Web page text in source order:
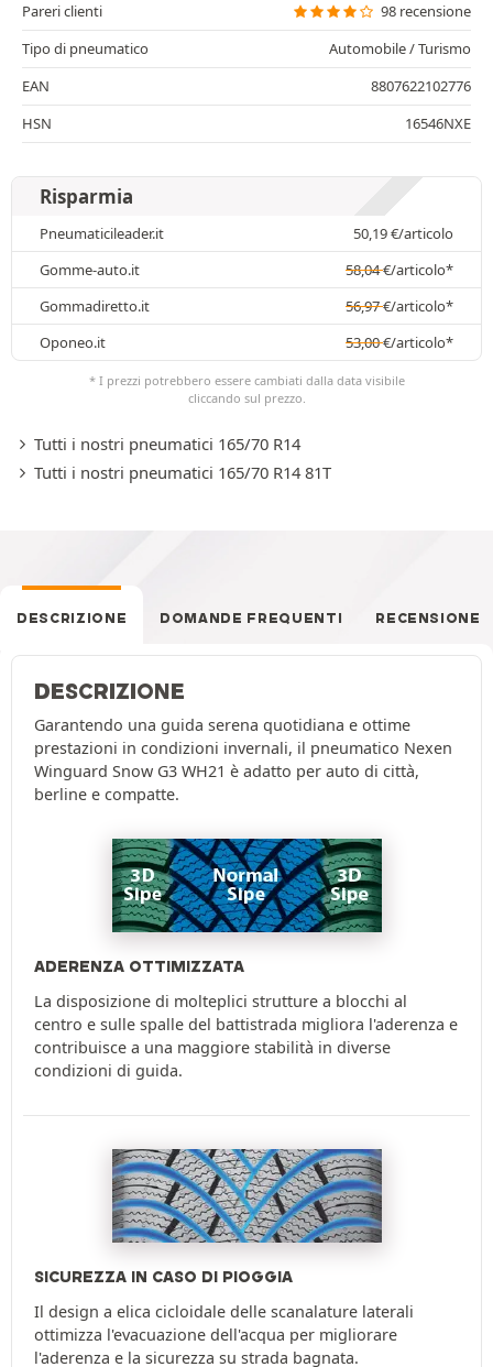
Pareri clienti
98 recensione
Tipo di pneumatico
Automobile / Turismo
EAN
8807622102776
HSN
16546NXE
Risparmia
Pneumaticileader.it 50,19€/articolo
Gomme-auto.it
58,04€/articolo*
Gommadiretto.it
56,97€/articolo*
Oponeo.it
53,00€/articolo*
* I prezzi potrebbero essere cambiati dalla data visibile
cliccando sul prezzo.
Tutti i nostri pneumatici 165/70 R14
Tutti i nostri pneumatici 165/70 R14 81T
DESCRIZIONE DOMANDE FREQUENTI RECENSIONE
DESCRIZIONE
Garantendo una guida serena quotidiana e ottime
prestazioni in condizioni invernali, il pneumatico Nexen
Winguard Snow G3 WH21 è adatto per auto di città,
berline e compatte.
ADERENZA OTTIMIZZATA
La disposizione di molteplici strutture a blocchi al
centro e sulle spalle del battistrada migliora l'aderenza e
contribuisce a una maggiore stabilità in diverse
condizioni di guida.
SICUREZZA IN CASO DI PIOGGIA
Il design a elica cicloidale delle scanalature laterali
ottimizza l'evacuazione dell'acqua per migliorare
l'aderenza e la sicurezza su strada bagnata.